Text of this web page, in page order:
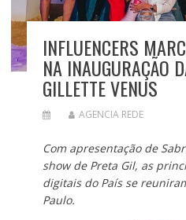
INFLUENCERS
NA INAUGURAÇÃO
GILLETTE VENUS
AGENCIA REDE
Com apresentação de
show de Preta Gil, as
digitais do País se
Paulo.